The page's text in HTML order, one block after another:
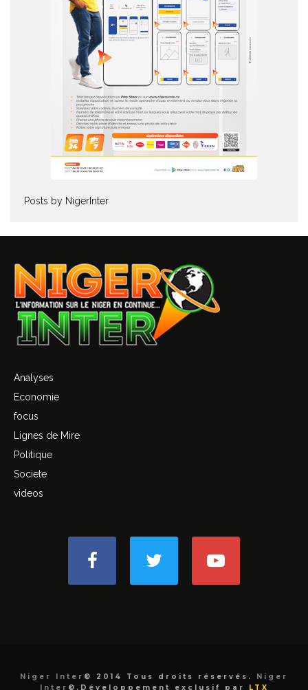
Posts by NigerInter
Analyses
Economie
focus
Lignes de Mire
Politique
Societe
videos
Niger Inter © 2014 Tous droits réservés. Niger
Inter ©.Développement exclusif par LTX